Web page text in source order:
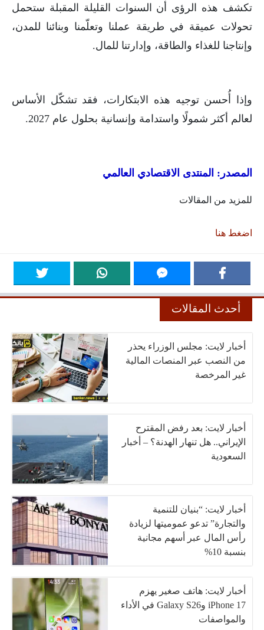
تكشف هذه الرؤى أن السنوات القليلة المقبلة ستحمل
تحولات عميقة في طريقة عملنا وتعلّمنا وبنائنا للمدن،
وإنتاجنا للغذاء والطاقة، وإدارتنا للمال.
وإذا أُحسن توجيه هذه الابتكارات، فقد تشكّل الأساس
لعالم أكثر شمولًا واستدامة وإنسانية بحلول عام 2027.
المصدر: المنتدى الاقتصادي العالمي
للمزيد من المقالات
اضغط هنا
أحدث المقالات
أخبار لايت: مجلس الوزراء يحذر
من النصب عبر المنصات المالية
غير المرخصة
أخبار لايت: بعد رفض المقترح
الإيراني.. هل تنهار الهدنة؟ – أخبار
السعودية
أخبار لايت: “بنيان للتنمية
والتجارة” تدعو عموميتها لزيادة
رأس المال عبر أسهم مجانية
بنسبة 10%
أخبار لايت: هاتف صغير يهزم
iPhone 17 وGalaxy S26 في الأداء
والمواصفات